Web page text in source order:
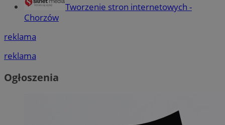
Tworzenie stron internetowych -
Chorzów
reklama
reklama
Ogłoszenia